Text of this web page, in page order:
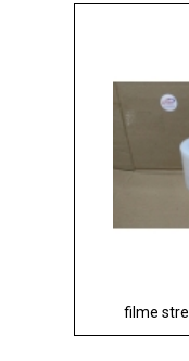
filme